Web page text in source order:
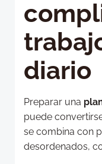
diario
Preparar una
puede
se combina con
desordenados,